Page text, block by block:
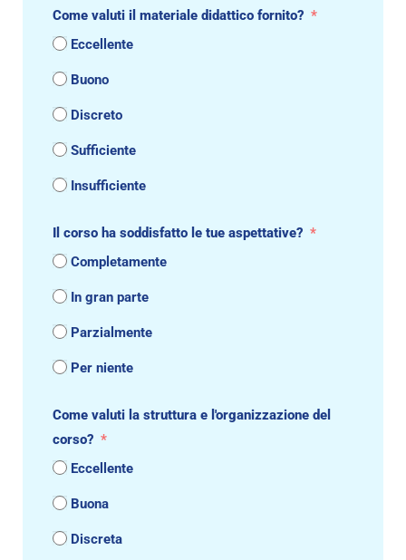
Come valuti il materiale didattico fornito?
Eccellente
Buono
Discreto
Sufficiente
Insufficiente
Il corso ha soddisfatto le tue aspettative?
Completamente
In gran parte
Parzialmente
Per niente
Come valuti la struttura e l'organizzazione del
corso?
Eccellente
Buona
Discreta